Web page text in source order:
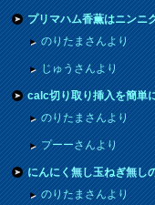
プリマハム香薫はニンニ
のりたまさんより
じゅうさんより
calc切り取り挿入を簡単
のりたまさんより
プーーさんより
にんにく無し玉ねぎ無し
のりたまさんより